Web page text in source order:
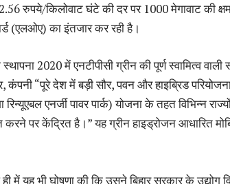
2.56 रुपये/किलोवाट घंटे की दर पर 1000 मेगावाट की
(एलओए) का इंतजार कर रही है।
स्थापना 2020 में एनटीपीसी ग्रीन की पूर्ण स्वामित्व
“पूरे देश में बड़ी सौर, पवन और हाइब्रिड
एनर्जी पावर पार्क) योजना के तहत विभिन्न
करने पर केंद्रित है।” यह ग्रीन हाइड्रोजन आधारित
ही में यह भी घोषणा की कि उसने बिहार सरकार के